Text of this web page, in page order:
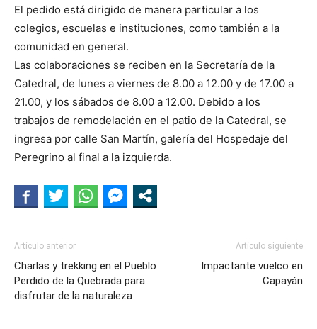
El pedido está dirigido de manera particular a los
colegios, escuelas e instituciones, como también a la
comunidad en general.
Las colaboraciones se reciben en la Secretaría de la
Catedral, de lunes a viernes de 8.00 a 12.00 y de 17.00 a
21.00, y los sábados de 8.00 a 12.00. Debido a los
trabajos de remodelación en el patio de la Catedral, se
ingresa por calle San Martín, galería del Hospedaje del
Peregrino al final a la izquierda.
Artículo anterior
Charlas y trekking en el Pueblo
Perdido de la Quebrada para
disfrutar de la naturaleza
Artículo siguiente
Impactante vuelco en
Capayán